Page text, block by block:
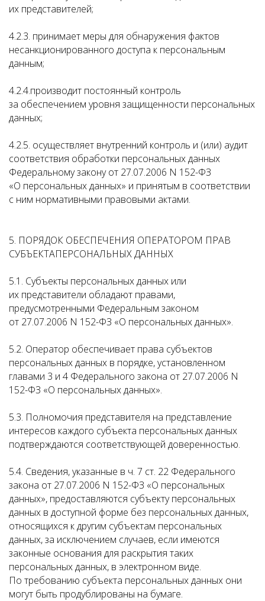
их представителей;
4.2.3. принимает меры для обнаружения фактов
несанкционированного доступа к персональным
данным;
4.2.4.производит постоянный контроль
за обеспечением уровня защищенности персональных
данных;
4.2.5. осуществляет внутренний контроль и (или) аудит
соответствия обработки персональных данных
Федеральному закону от 27.07.2006 N 152-ФЗ
«О персональных данных» и принятым в соответствии
с ним нормативными правовыми актами.
5. ПОРЯДОК ОБЕСПЕЧЕНИЯ ОПЕРАТОРОМ ПРАВ
СУБЪЕКТАПЕРСОНАЛЬНЫХ ДАННЫХ
5.1. Субъекты персональных данных или
их представители обладают правами,
предусмотренными Федеральным законом
от 27.07.2006 N 152-ФЗ «О персональных данных».
5.2. Оператор обеспечивает права субъектов
персональных данных в порядке, установленном
главами 3 и 4 Федерального закона от 27.07.2006 N
152-ФЗ «О персональных данных».
5.3. Полномочия представителя на представление
интересов каждого субъекта персональных данных
подтверждаются соответствующей доверенностью.
5.4. Сведения, указанные в ч. 7 ст. 22 Федерального
закона от 27.07.2006 N 152-ФЗ «О персональных
данных», предоставляются субъекту персональных
данных в доступной форме без персональных данных,
относящихся к другим субъектам персональных
данных, за исключением случаев, если имеются
законные основания для раскрытия таких
персональных данных, в электронном виде.
По требованию субъекта персональных данных они
могут быть продублированы на бумаге.